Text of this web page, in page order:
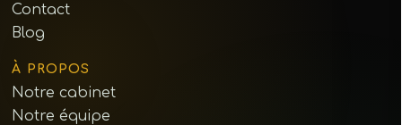
Contact
Blog
À PROPOS
Notre cabinet
Notre équipe